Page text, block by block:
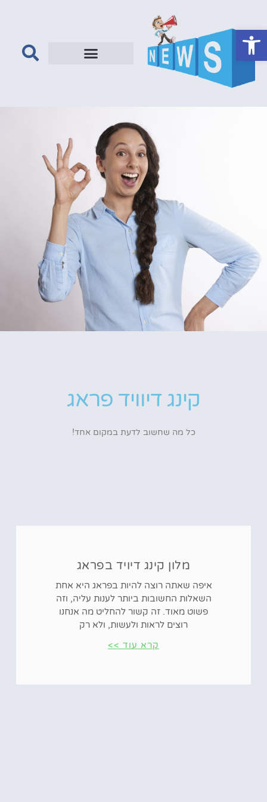
קינג דיוויד פראג
כל מה שחשוב לדעת במקום אחד!
מלון קינג דיויד בפראג
איפה שאתה רוצה להיות בפראג היא אחת
השאלות החשובות ביותר לענות עליה, וזה
פשוט מאוד. זה קשור להחליט מה אנחנו
רוצים לראות ולעשות, ולא רק
קרא עוד >>
פתח סרגל נגישות